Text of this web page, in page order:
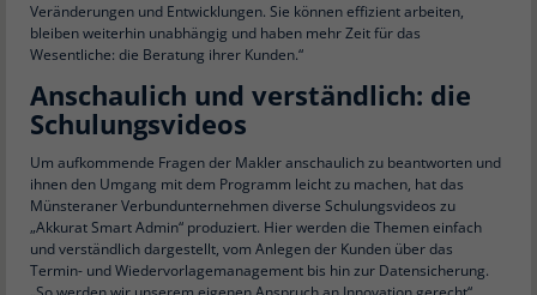
Veränderungen und Entwicklungen. Sie können effizient arbeiten,
bleiben weiterhin unabhängig und haben mehr Zeit für das
Wesentliche: die Beratung ihrer Kunden.“
Anschaulich und verständlich: die
Schulungsvideos
Um aufkommende Fragen der Makler anschaulich zu beantworten und
ihnen den Umgang mit dem Programm leicht zu machen, hat das
Münsteraner Verbundunternehmen diverse Schulungsvideos zu
„Akkurat Smart Admin“ produziert. Hier werden die Themen einfach
und verständlich dargestellt, vom Anlegen der Kunden über das
Termin- und Wiedervorlagemanagement bis hin zur Datensicherung.